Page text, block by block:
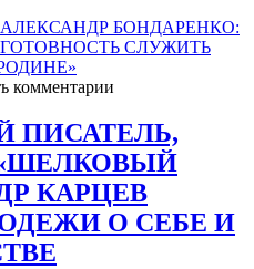
БОНДАРЕНКО:
СЛУЖИТЬ
комментарии
ПИСАТЕЛЬ,
КАРЦЕВ
О СЕБЕ И